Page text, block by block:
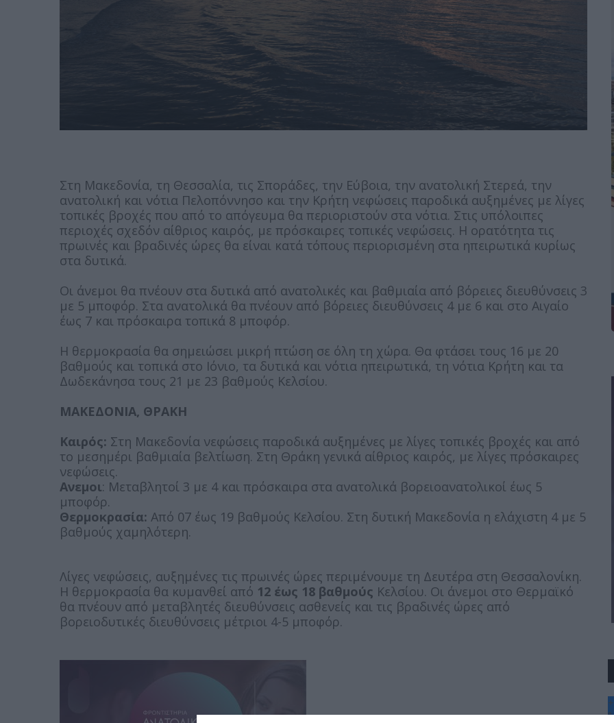
Στη Μακεδονία, τη Θεσσαλία, τις Σποράδες, την Εύβοια, την ανατολική Στερεά, την
ανατολική και νότια Πελοπόννησο και την Κρήτη νεφώσεις παροδικά αυξημένες με λίγες
τοπικές βροχές που από το απόγευμα θα περιοριστούν στα νότια. Στις υπόλοιπες
περιοχές σχεδόν αίθριος καιρός, με πρόσκαιρες τοπικές νεφώσεις. Η ορατότητα τις
πρωινές και βραδινές ώρες θα είναι κατά τόπους περιορισμένη στα ηπειρωτικά κυρίως
στα δυτικά.
Οι άνεμοι θα πνέουν στα δυτικά από ανατολικές και βαθμιαία από βόρειες διευθύνσεις 3
με 5 μποφόρ. Στα ανατολικά θα πνέουν από βόρειες διευθύνσεις 4 με 6 και στο Αιγαίο
έως 7 και πρόσκαιρα τοπικά 8 μποφόρ.
Η θερμοκρασία θα σημειώσει μικρή πτώση σε όλη τη χώρα. Θα φτάσει τους 16 με 20
βαθμούς και τοπικά στο Ιόνιο, τα δυτικά και νότια ηπειρωτικά, τη νότια Κρήτη και τα
Δωδεκάνησα τους 21 με 23 βαθμούς Κελσίου.
ΜΑΚΕΔΟΝΙΑ, ΘΡΑΚΗ
Καιρός: Στη Μακεδονία νεφώσεις παροδικά αυξημένες με λίγες τοπικές βροχές και από
το μεσημέρι βαθμιαία βελτίωση. Στη Θράκη γενικά αίθριος καιρός, με λίγες πρόσκαιρες
νεφώσεις.
Ανεμοι: Μεταβλητοί 3 με 4 και πρόσκαιρα στα ανατολικά βορειοανατολικοί έως 5
μποφόρ.
Θερμοκρασία: Από 07 έως 19 βαθμούς Κελσίου. Στη δυτική Μακεδονία η ελάχιστη 4 με 5
βαθμούς χαμηλότερη.
Λίγες νεφώσεις, αυξημένες τις πρωινές ώρες περιμένουμε τη Δευτέρα στη Θεσσαλονίκη.
Η θερμοκρασία θα κυμανθεί από 12 έως 18 βαθμούς Κελσίου. Οι άνεμοι στο Θερμαϊκό
θα πνέουν από μεταβλητές διευθύνσεις ασθενείς και τις βραδινές ώρες από
βορειοδυτικές διευθύνσεις μέτριοι 4-5 μποφόρ.
+
°